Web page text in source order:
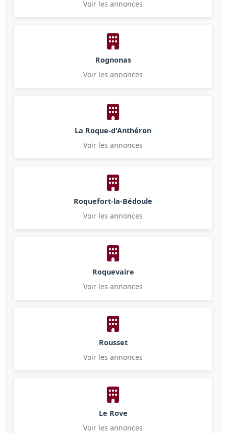
Voir les annonces
Rognonas
Voir les annonces
La Roque-d'Anthéron
Voir les annonces
Roquefort-la-Bédoule
Voir les annonces
Roquevaire
Voir les annonces
Rousset
Voir les annonces
Le Rove
Voir les annonces